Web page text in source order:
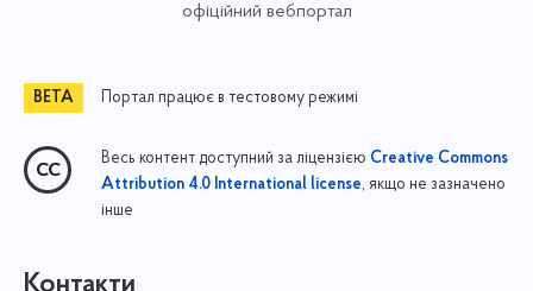
офіційний вебпортал
Портал працює в тестовому режимі
Весь контент доступний за ліцензією Creative Commons
Attribution 4.0 International license, якщо не зазначено
інше
Контакти